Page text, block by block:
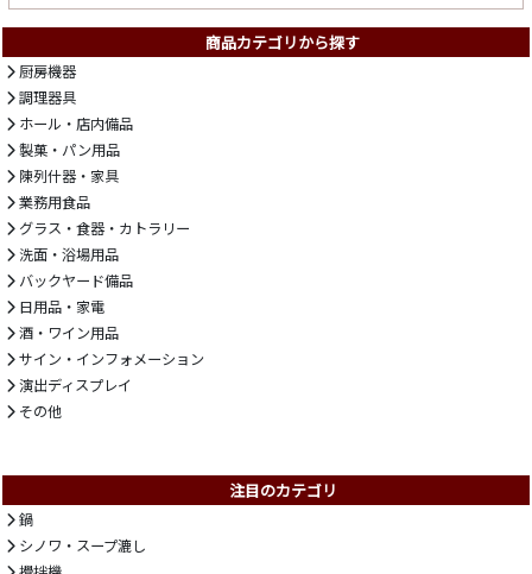
商品カテゴリから探す
厨房機器
調理器具
ホール・店内備品
製菓・パン用品
陳列什器・家具
業務用食品
グラス・食器・カトラリー
洗面・浴場用品
バックヤード備品
日用品・家電
酒・ワイン用品
サイン・インフォメーション
演出ディスプレイ
その他
注目のカテゴリ
鍋
シノワ・スープ漉し